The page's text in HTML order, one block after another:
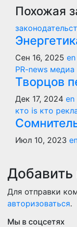
Похожая
Сен 16, 2025 en
PR-news медиа
Творцов
Дек 17, 2024 en
кто is кто
Июл 10, 2023
Для отправки
авторизоваться.
Мы в соцсетях